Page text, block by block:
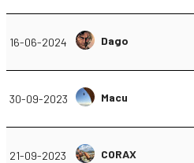
16-06-2024 Dago
30-09-2023 Macu
21-09-2023 CORAX